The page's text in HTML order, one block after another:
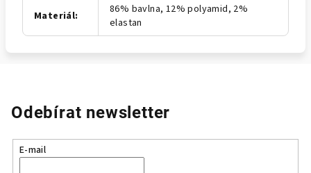
Materiál:
86% bavlna, 12% polyamid, 2%
elastan
Odebírat newsletter
E-mail